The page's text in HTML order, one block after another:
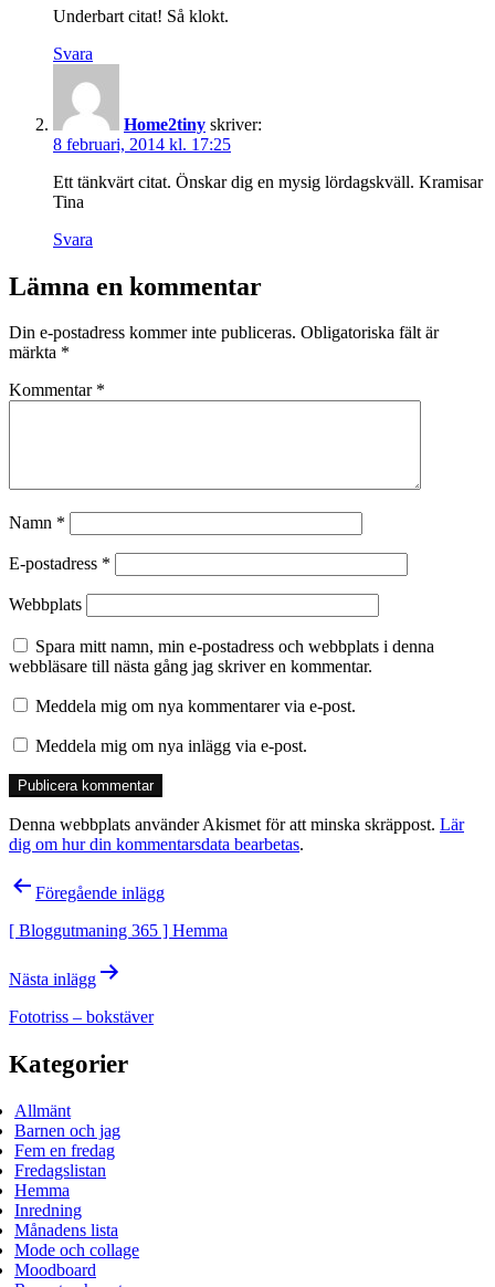
Underbart citat! Så klokt.
Svara
Home2tiny skriver:
8 februari, 2014 kl. 17:25
Ett tänkvärt citat. Önskar dig en mysig lördagskväll. Kramisar
Tina
Svara
Lämna en kommentar
Din e-postadress kommer inte publiceras. Obligatoriska fält är
märkta *
Kommentar *
Namn *
E-postadress *
Webbplats
Spara mitt namn, min e-postadress och webbplats i denna
webbläsare till nästa gång jag skriver en kommentar.
Meddela mig om nya kommentarer via e-post.
Meddela mig om nya inlägg via e-post.
Denna webbplats använder Akismet för att minska skräppost. Lär
dig om hur din kommentarsdata bearbetas.
Inläggsnavigering
Föregående inlägg
[ Bloggutmaning 365 ] Hemma
Nästa inlägg
Fototriss – bokstäver
Kategorier
Allmänt
Barnen och jag
Fem en fredag
Fredagslistan
Hemma
Inredning
Månadens lista
Mode och collage
Moodboard